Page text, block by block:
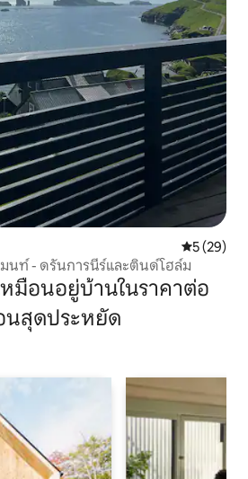
คะแนนเฉลี่
5 (29)
มนท์ - ดรันการนีร์และตินด์โฮล์ม
มือนอยู่บ้านในราคาต่อ
นสุดประหยัด